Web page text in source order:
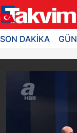
SON DAKİKA